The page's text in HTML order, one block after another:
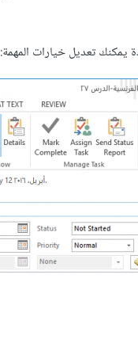
يمكنك تعديل خيارات المهمة: